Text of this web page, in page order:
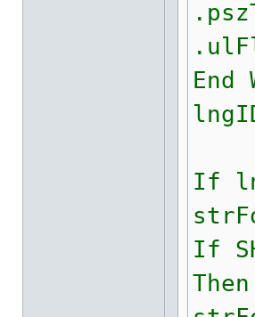
End
If
If
Then